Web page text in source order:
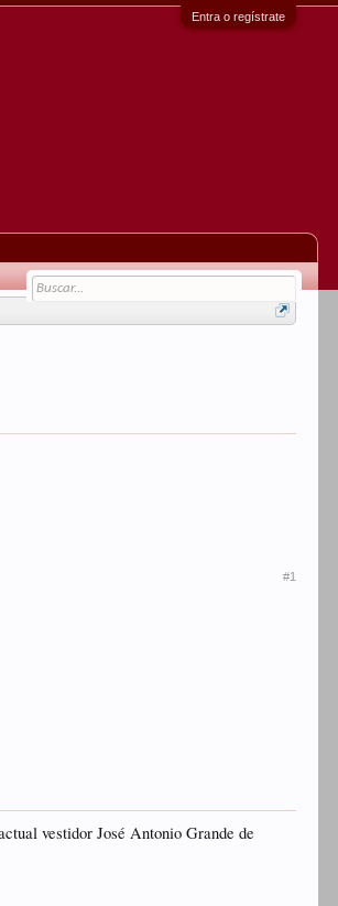
Entra o regístrate
#1
vestidor José Antonio Grande de